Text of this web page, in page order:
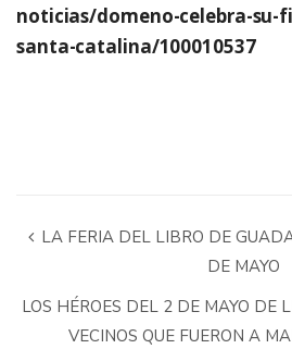
noticias/domeno-celebra-su-
santa-catalina/100010537
LA FERIA DEL LIBRO DE
DE MAYO
LOS HÉROES DEL 2 DE MAYO DE
VECINOS QUE FUERON A